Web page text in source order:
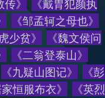
传》 《戴胄犯颜执
《邹孟轲之母也》
少贫》 《魏文侯问
《二翁登泰山》
《九疑山图记》 《彭
恒服布衣》 《英烈